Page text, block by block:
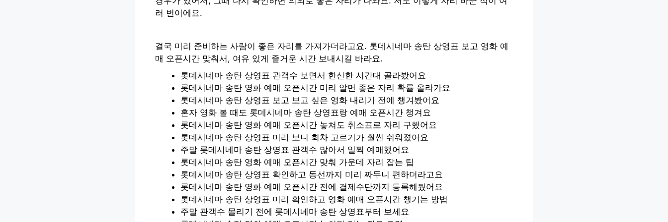
러 번이에요.
결국 미리 준비하는 사람이 좋은 자리를 가져가더라고요. 롯데시네마 송탄 상영표 보고 영화 예
매 오픈시간 맞춰서, 여유 있게 즐거운 시간 보내시길 바라요.
롯데시네마 송탄 상영표 관객수 보면서 한산한 시간대 골라봤어요
롯데시네마 송탄 영화 예매 오픈시간 미리 알면 좋은 자리 확률 올라가요
롯데시네마 송탄 상영표 보고 보고 싶은 영화 내리기 전에 챙겨봤어요
혼자 영화 볼 때도 롯데시네마 송탄 상영표랑 예매 오픈시간 챙겨요
롯데시네마 송탄 영화 예매 오픈시간 놓쳐도 취소표로 자리 구했어요
롯데시네마 송탄 상영표 미리 보니 회차 고르기가 훨씬 쉬워졌어요
주말 롯데시네마 송탄 상영표 관객수 많아서 일찍 예매했어요
롯데시네마 송탄 영화 예매 오픈시간 맞춰 가운데 자리 잡는 팁
롯데시네마 송탄 상영표 확인하고 동선까지 미리 짜두니 편하더라고요
롯데시네마 송탄 영화 예매 오픈시간 전에 결제수단까지 등록해뒀어요
롯데시네마 송탄 상영표 미리 확인하고 영화 예매 오픈시간 챙기는 방법
주말 관객수 몰리기 전에 롯데시네마 송탄 상영표부터 보세요